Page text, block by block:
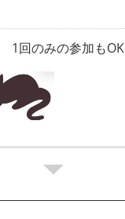
1回のみの参加もOK